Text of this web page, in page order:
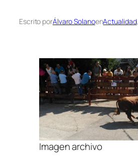
Escrito porÁlvaro SolanoenActualidad,
Imagen archivo